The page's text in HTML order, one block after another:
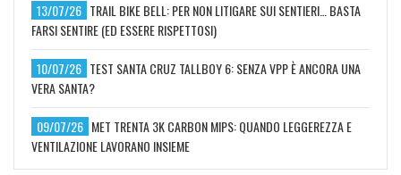
13/07/26 TRAIL BIKE BELL: PER NON LITIGARE SUI SENTIERI… BASTA
FARSI SENTIRE (ED ESSERE RISPETTOSI)
10/07/26 TEST SANTA CRUZ TALLBOY 6: SENZA VPP È ANCORA UNA
VERA SANTA?
09/07/26 MET TRENTA 3K CARBON MIPS: QUANDO LEGGEREZZA E
VENTILAZIONE LAVORANO INSIEME